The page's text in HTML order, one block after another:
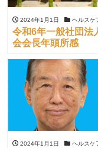
2024年1月1日 ヘルスケ
令和6年一般社団
会会長年頭所感
2024年1月1日 ヘルスケ